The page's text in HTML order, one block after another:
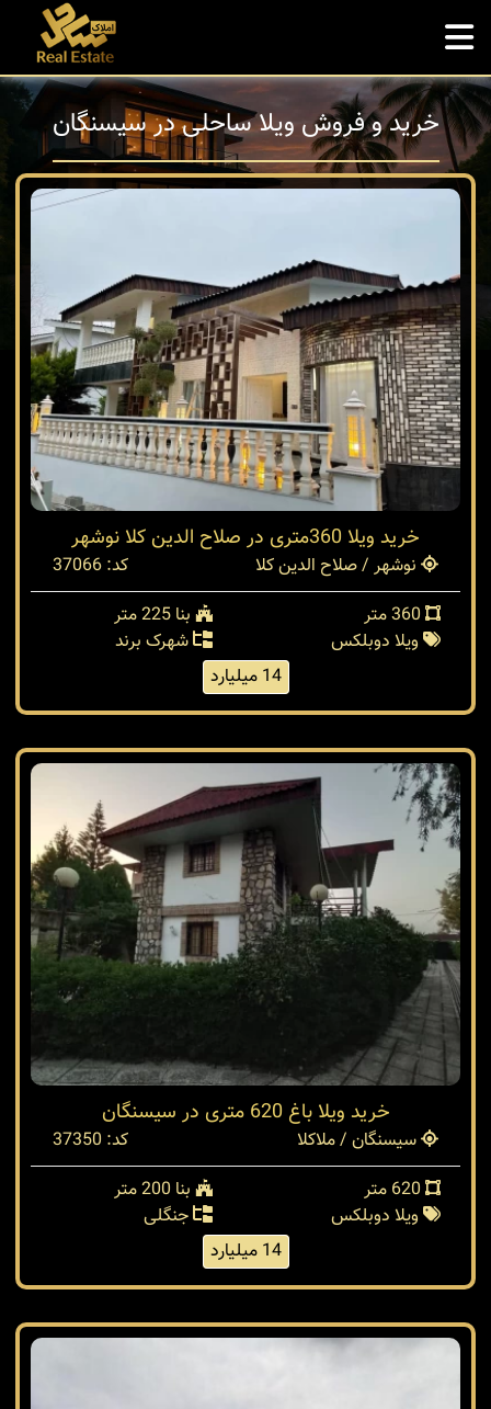
خرید و فروش ویلا ساحلی در سیسنگان
خرید ویلا 360متری در صلاح الدین کلا نوشهر
نوشهر / صلاح الدین کلا
کد: 37066
بنا 225 متر
ویلا دوبلکس
شهرک برند
14 میلیارد
خرید ویلا باغ 620 متری در سیسنگان
سیسنگان / ملاکلا
کد: 37350
بنا 200 متر
ویلا دوبلکس
جنگلی
14 میلیارد